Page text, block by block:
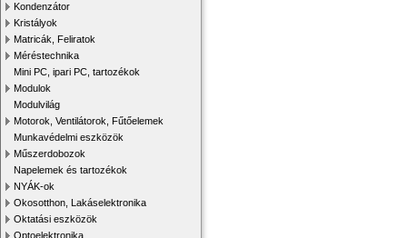
Kondenzátor
Kristályok
Matricák, Feliratok
Méréstechnika
Mini PC, ipari PC, tartozékok
Modulok
Modulvilág
Motorok, Ventilátorok, Fűtőelemek
Munkavédelmi eszközök
Műszerdobozok
Napelemek és tartozékok
NYÁK-ok
Okosotthon, Lakáselektronika
Oktatási eszközök
Optoelektronika